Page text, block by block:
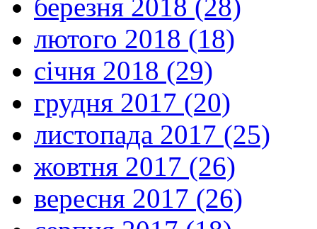
березня 2018 (28)
лютого 2018 (18)
січня 2018 (29)
грудня 2017 (20)
листопада 2017 (25)
жовтня 2017 (26)
вересня 2017 (26)